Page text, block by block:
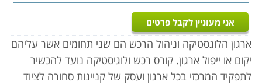
אני מעוניין לקבל פרטים
ארגון הלוגסטיקה וניהול הרכש הם שני תחומים אשר עליהם
יקום או ייפול ארגון. קורס רכש ולוגיסטיקה נועד להכשיר
לתפקיד המרכזי בכל ארגון ועסק של קניינות סחורה לציוד